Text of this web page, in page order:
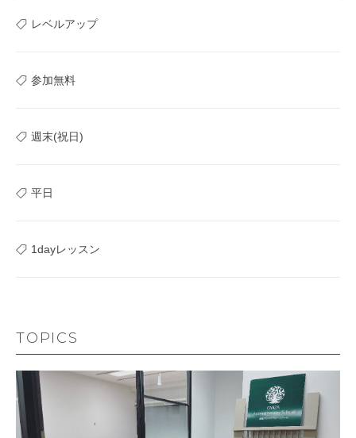
レベルアップ
参加無料
週末(祝日)
平日
1dayレッスン
TOPICS